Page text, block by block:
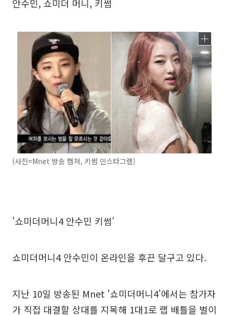
안수민, 쇼미더 머니, 키썸
(사진=Mnet 방송 캡쳐, 키썸 인스타그램)
'쇼미더머니4 안수민 키썸'
쇼미더머니4 안수민이 온라인을 후끈 달구고 있다.
지난 10일 방송된 Mnet '쇼미더머니4'에서는 참가자
가 직접 대결할 상대를 지목해 1대1로 랩 배틀을 벌이